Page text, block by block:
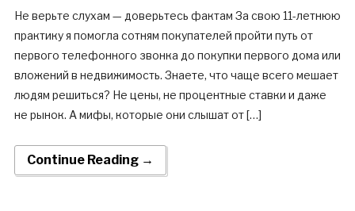
Не верьте слухам — доверьтесь фактам За свою 11-летнюю
практику я помогла сотням покупателей пройти путь от
первого телефонного звонка до покупки первого дома или
вложений в недвижимость. Знаете, что чаще всего мешает
людям решиться? Не цены, не процентные ставки и даже
не рынок. А мифы, которые они слышат от […]
Continue Reading →